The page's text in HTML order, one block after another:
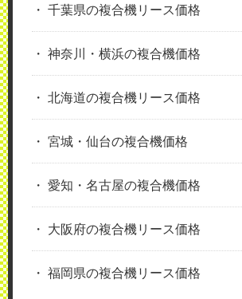
千葉県の複合機リース価格
神奈川・横浜の複合機価格
北海道の複合機リース価格
宮城・仙台の複合機価格
愛知・名古屋の複合機価格
大阪府の複合機リース価格
福岡県の複合機リース価格